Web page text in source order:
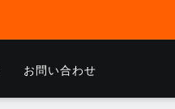
お問い合わせ